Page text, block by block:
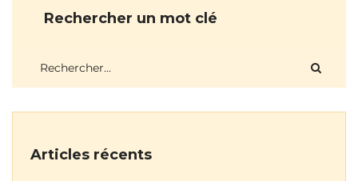
Rechercher un mot clé
Articles récents